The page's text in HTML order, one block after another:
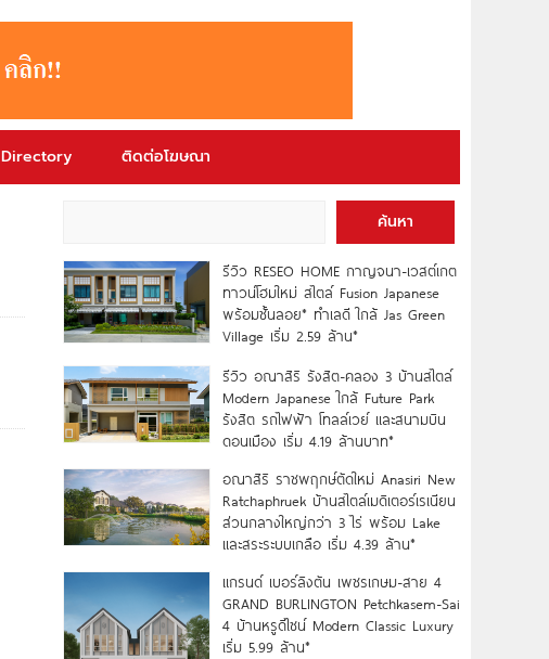
Directory ติดต่อโฆษณา
ค้นหา
รีวิว RESEO HOME กาญจนา-เวสต์เกต
ทาวน์โฮมใหม่ สไตล์ Fusion Japanese
พร้อมชั้นลอย* ทำเลดี ใกล้ Jas Green
Village เริ่ม 2.59 ล้าน*
รีวิว อณาสิริ รังสิต-คลอง 3 บ้านสไตล์
Modern Japanese ใกล้ Future Park
รังสิต รถไฟฟ้า โทลล์เวย์ และสนามบิน
ดอนเมือง เริ่ม 4.19 ล้านบาท*
อณาสิริ ราชพฤกษ์ตัดใหม่ Anasiri New
Ratchaphruek บ้านสไตล์เมดิเตอร์เรเนียน
ส่วนกลางใหญ่กว่า 3 ไร่ พร้อม Lake
และสระระบบเกลือ เริ่ม 4.39 ล้าน*
แกรนด์ เบอร์ลิงตัน เพชรเกษม-สาย 4
GRAND BURLINGTON Petchkasem-Sai
4 บ้านหรูดีไซน์ Modern Classic Luxury
เริ่ม 5.99 ล้าน*